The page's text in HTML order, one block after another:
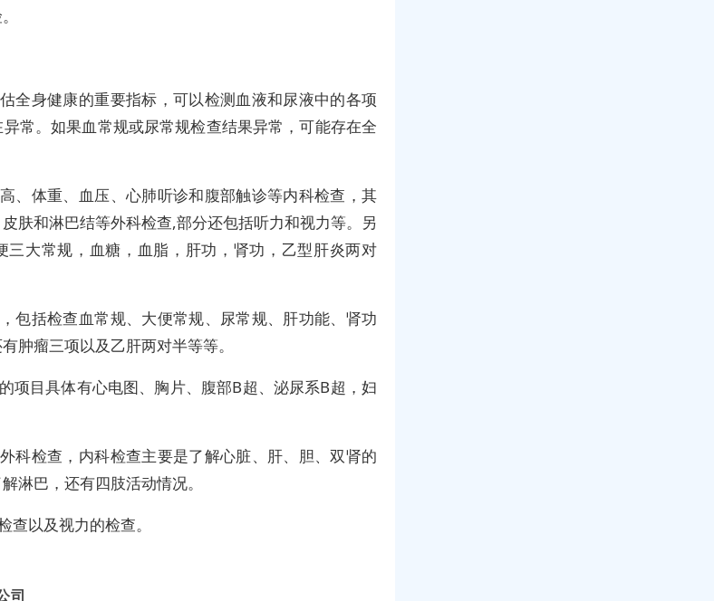
全身健康的重要指标，可以检测血液和尿液中的各项
常。如果血常规或尿常规检查结果异常，可能存在全
、体重、血压、心肺听诊和腹部触诊等内科检查，其
肤和淋巴结等外科检查,部分还包括听力和视力等。另
三大常规，血糖，血脂，肝功，肾功，乙型肝炎两对
包括检查血常规、大便常规、尿常规、肝功能、肾功
肿瘤三项以及乙肝两对半等等。
项目具体有心电图、胸片、腹部B超、泌尿系B超，妇
科检查，内科检查主要是了解心脏、肝、胆、双肾的
淋巴，还有四肢活动情况。
查以及视力的检查。
司